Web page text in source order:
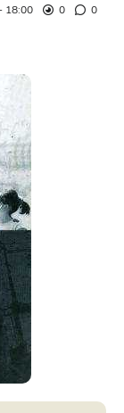
18:00 0 0